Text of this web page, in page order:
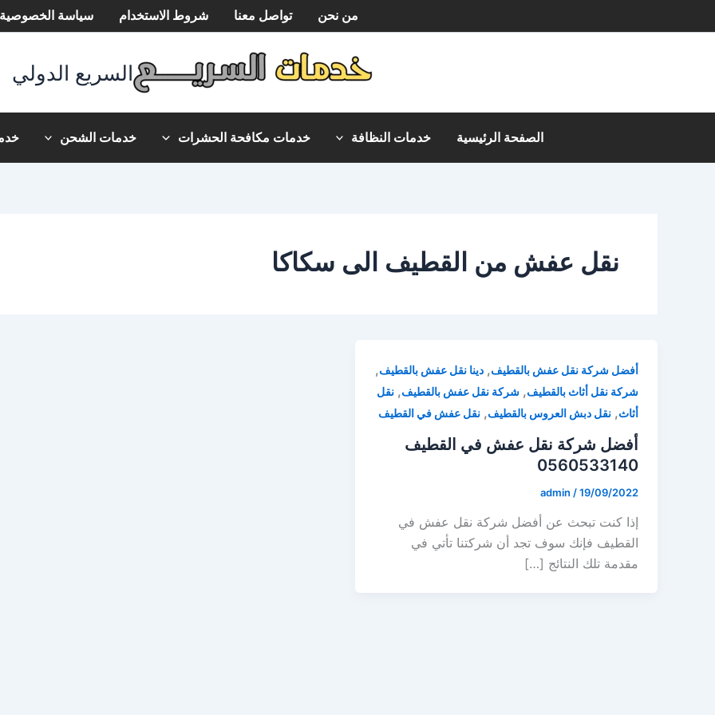
إلى
من نحن تواصل معنا شروط الاستخدام سياسة الخصوصية
السريع الدولي
الصفحة الرئيسية خدمات النظافة خدمات مكافحة الحشرات خدمات الشحن
نقل عفش من القطيف الى سكاكا
أفضل شركة نقل عفش بالقطيف, دينا نقل عفش بالقطيف,
شركة نقل أثاث بالقطيف, شركة نقل عفش بالقطيف, نقل
أثاث, نقل دبش العروس بالقطيف, نقل عفش في القطيف
أفضل شركة نقل عفش في القطيف
0560533140
admin /19/09/2022
إذا كنت تبحث عن أفضل شركة نقل عفش في
القطيف فإنك سوف تجد أن شركتنا تأتي في
مقدمة تلك النتائج […]